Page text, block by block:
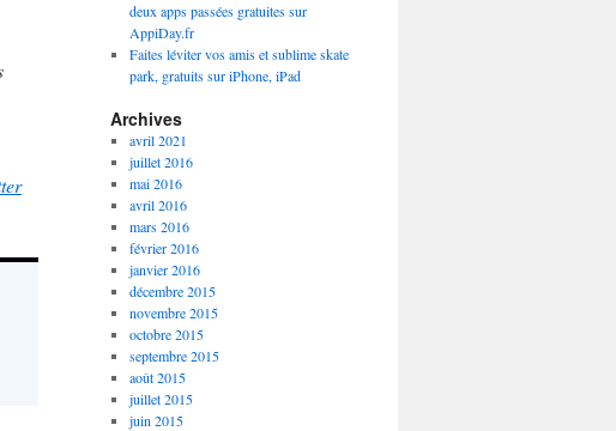
deux apps passées gratuites sur
AppiDay.fr
Faites léviter vos amis et sublime skate
park, gratuits sur iPhone, iPad
Archives
avril 2021
juillet 2016
mai 2016
avril 2016
mars 2016
février 2016
janvier 2016
décembre 2015
novembre 2015
octobre 2015
septembre 2015
août 2015
juillet 2015
juin 2015